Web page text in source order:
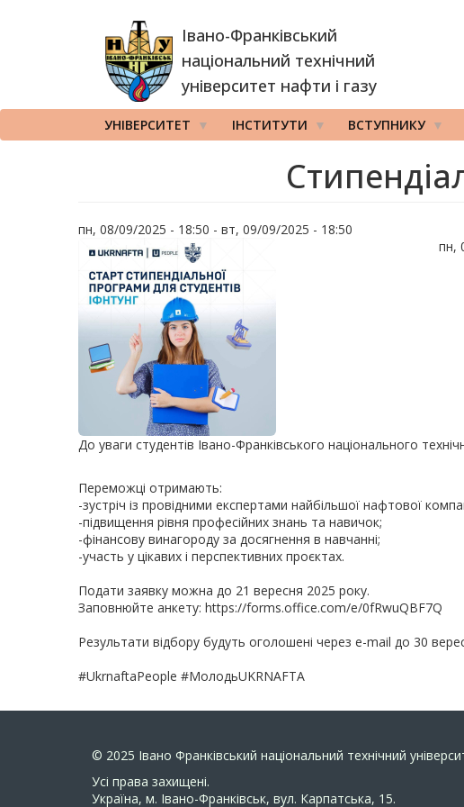
Івано-Франківський
національний технічний
університет нафти і газу
УНІВЕРСИТЕТ ІНСТИТУТИ ВСТУПНИКУ
пн, 08/09/2025 - 18:50 - вт, 09/09/2025 - 18:50
пн,
До уваги студентів Івано-Франківського національного
Переможці отримають:
-зустріч із провідними експертами найбільшої нафтової
-підвищення рівня професійних знань та навичок;
-фінансову винагороду за досягнення в навчанні;
-участь у цікавих і перспективних проєктах.
Подати заявку можна до 21 вересня 2025 року.
Заповнюйте анкету: https://forms.office.com/e/0fRwuQBF7Q
Результати відбору будуть оголошені через e-mail до 30
#UkrnaftaPeople #МолодьUKRNAFTA
© 2025 Івано Франківський національний технічний
Усi права захищенi.
Україна, м. Івано-Франківськ, вул. Карпатська, 15.